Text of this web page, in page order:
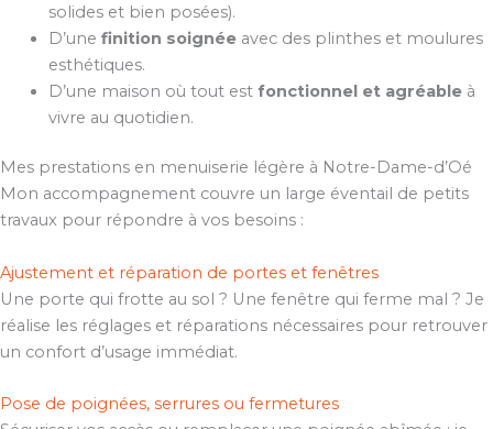
solides et bien posées).
D’une finition soignéeavec des plinthes et moulures
esthétiques.
D’une maison où tout est fonctionnel et agréableà
vivre au quotidien.
Mes prestations en menuiserie légère à Notre-Dame-d’Oé
Mon accompagnement couvre un large éventail de petits
travaux pour répondre à vos besoins :
Ajustement et réparation de portes et fenêtres
Une porte qui frotte au sol ? Une fenêtre qui ferme mal ? Je
réalise les réglages et réparations nécessaires pour retrouver
un confort d’usage immédiat.
Pose de poignées, serrures ou fermetures